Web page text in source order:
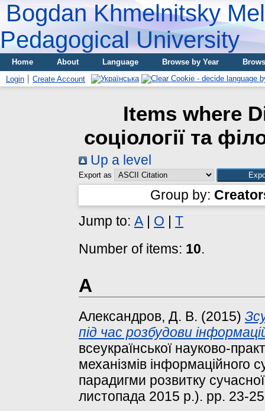
Bogdan Khmelnitsky
Pedagogical University
Home About Language Browse by Year
Login
Create Account
Items where
соціології та
Up a level
Export as
Group by:
Jump to: А | О | Т
Number of items: 10.
А
Александров, Д. В. (2015)
під час розбудови
всеукраїнської науково-
механізмів інформаційного
парадигми розвитку
листопада 2015 р.). pp. 23-